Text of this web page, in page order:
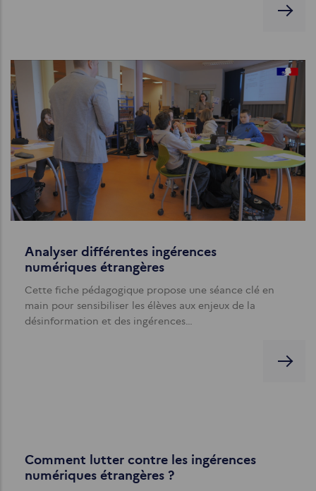
Analyser différentes ingérences
numériques étrangères
Cette fiche pédagogique propose une séance clé en
main pour sensibiliser les élèves aux enjeux de la
désinformation et des ingérences…
Comment lutter contre les ingérences
numériques étrangères ?